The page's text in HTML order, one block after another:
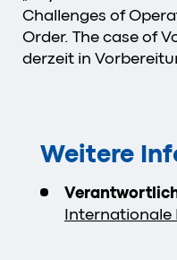
Challenges of
Order. The case of
derzeit in
Weitere
Internationale